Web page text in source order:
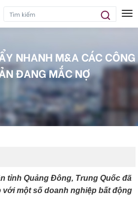
NHANH M&A CÁC CÔNG
ĐANG MẮC NỢ
M&A Các Công Ty Bất Động Sản Đang
tỉnh Quảng Đông, Trung Quốc đã
một số doanh nghiệp bất động